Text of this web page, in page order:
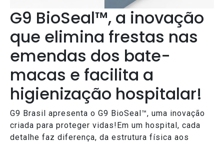
G9 BioSeal™, a inovação
que elimina frestas nas
emendas dos bate-
macas e facilita a
higienização hospitalar!
G9 Brasil apresenta o G9 BioSeal™, uma inovação
criada para proteger vidas!Em um hospital, cada
detalhe faz diferença, da estrutura física aos